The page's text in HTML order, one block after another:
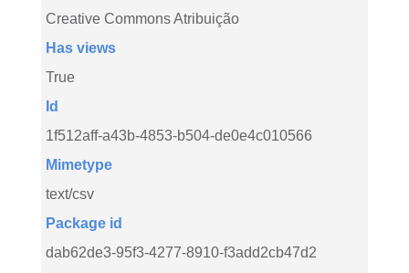
Creative Commons Atribuição
Has views
True
Id
1f512aff-a43b-4853-b504-de0e4c010566
Mimetype
text/csv
Package id
dab62de3-95f3-4277-8910-f3add2cb47d2